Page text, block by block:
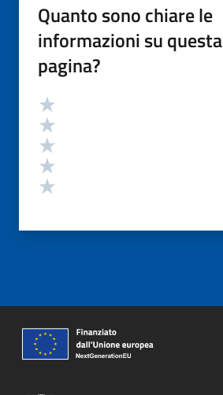
Quanto sono chiare le
informazioni su questa
pagina?
Valutazione